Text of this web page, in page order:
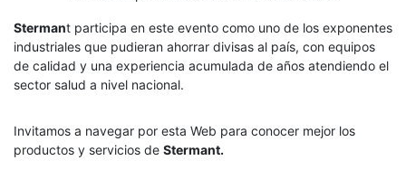
Stermant participa en este evento como uno de los exponentes
industriales que pudieran ahorrar divisas al país, con equipos
de calidad y una experiencia acumulada de años atendiendo el
sector salud a nivel nacional.
Invitamos a navegar por esta Web para conocer mejor los
productos y servicios de Stermant.